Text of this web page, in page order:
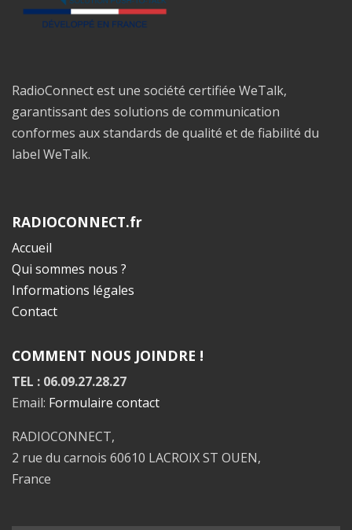
RadioConnect est une société certifiée WeTalk,
garantissant des solutions de communication
conformes aux standards de qualité et de fiabilité du
label WeTalk.
RADIOCONNECT.fr
Accueil
Qui sommes nous ?
Informations légales
Contact
COMMENT NOUS JOINDRE !
TEL : 06.09.27.28.27
Email: Formulaire contact
RADIOCONNECT,
2 rue du carnois 60610 LACROIX ST OUEN,
France